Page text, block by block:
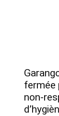
fermée
non-